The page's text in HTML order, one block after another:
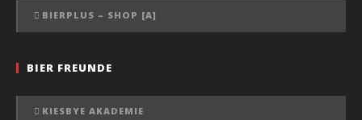
BIERPLUS – SHOP [A]
BIER FREUNDE
KIESBYE AKADEMIE